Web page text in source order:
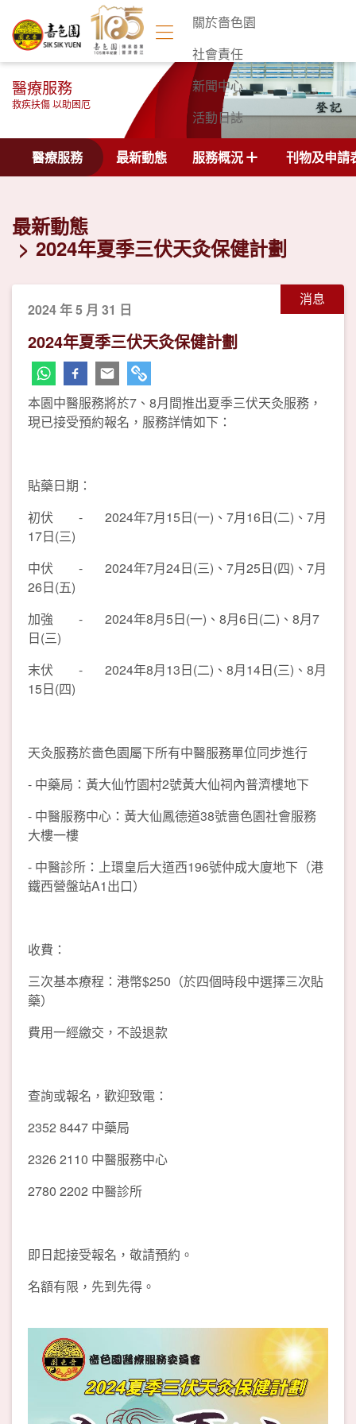
關於嗇色園
社會責任
新聞中心
活動日誌
聯絡我們
醫療服務
救疾扶傷 以助困厄
醫療服務 最新動態 服務概況 刊物及申請
最新動態
2024年夏季三伏天灸保健計劃
消息
2024 年 5 月 31 日
2024年夏季三伏天灸保健計劃
本園中醫服務將於7、8月間推出夏季三伏天灸服務，
現已接受預約報名，服務詳情如下：
貼藥日期：
初伏 - 2024年7月15日(一)、7月16日(二)、7月
17日(三)
中伏 - 2024年7月24日(三)、7月25日(四)、7月
26日(五)
加強 - 2024年8月5日(一)、8月6日(二)、8月7
日(三)
末伏 - 2024年8月13日(二)、8月14日(三)、8月
15日(四)
天灸服務於嗇色園屬下所有中醫服務單位同步進行
- 中藥局：黃大仙竹園村2號黃大仙祠內普濟樓地下
- 中醫服務中心：黃大仙鳳德道38號嗇色園社會服務
大樓一樓
- 中醫診所：上環皇后大道西196號仲成大廈地下（港
鐵西營盤站A1出口）
收費：
三次基本療程：港幣$250（於四個時段中選擇三次貼
藥）
費用一經繳交，不設退款
查詢或報名，歡迎致電：
2352 8447 中藥局
2326 2110 中醫服務中心
2780 2202 中醫診所
即日起接受報名，敬請預約。
名額有限，先到先得。